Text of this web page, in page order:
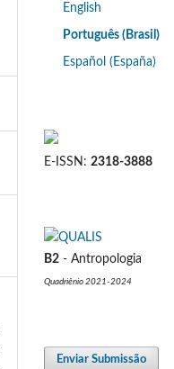
English
Português (Brasil)
Español (España)
E-ISSN: 2318-3888
B2 - Antropologia
Quadriênio 2021-2024
Enviar Submissão